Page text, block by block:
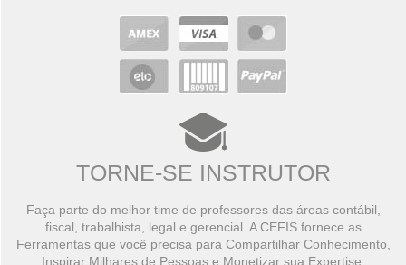
TORNE-SE INSTRUTOR
Faça parte do melhor time de professores das áreas contábil,
fiscal, trabalhista, legal e gerencial. A CEFIS fornece as
Ferramentas que você precisa para Compartilhar Conhecimento,
Inspirar Milhares de Pessoas e Monetizar sua Expertise.